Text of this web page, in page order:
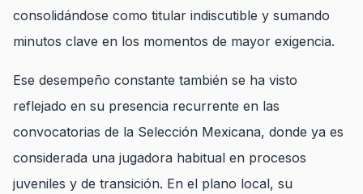
consolidándose como titular indiscutible y sumando
minutos clave en los momentos de mayor exigencia.
Ese desempeño constante también se ha visto
reflejado en su presencia recurrente en las
convocatorias de la Selección Mexicana, donde ya es
considerada una jugadora habitual en procesos
juveniles y de transición. En el plano local, su